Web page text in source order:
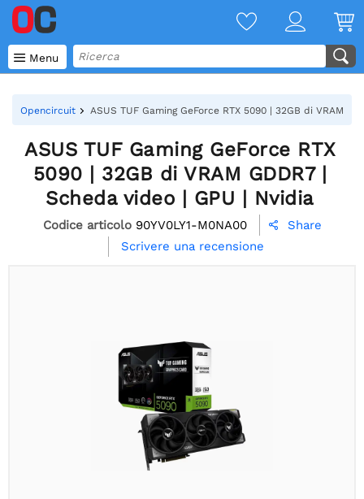
 Menu
Opencircuit ASUS TUF Gaming GeForce RTX 5090 | 32GB di VRAM
ASUS TUF Gaming GeForce RTX
5090 | 32GB di VRAM GDDR7 |
Scheda video | GPU | Nvidia
Codice articolo 90YV0LY1-M0NA00 
Share
Scrivere una recensione